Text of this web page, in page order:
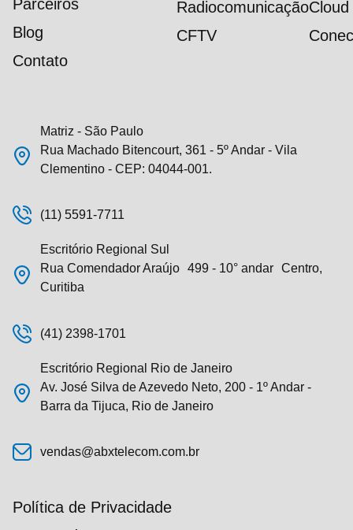
Parceiros
Blog
Contato
RadiocomunicaçãoCloud
CFTV
Matriz - São Paulo
Rua Machado Bitencourt, 361 - 5º Andar - Vila
Clementino - CEP: 04044-001.
(11) 5591-7711
Escritório Regional Sul
Rua Comendador Araújo 499 - 10° andar Centro,
Curitiba
(41) 2398-1701
Escritório Regional Rio de Janeiro
Av. José Silva de Azevedo Neto, 200 - 1º Andar -
Barra da Tijuca, Rio de Janeiro
vendas@abxtelecom.com.br
Política de Privacidade